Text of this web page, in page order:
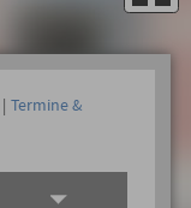
| Termine &